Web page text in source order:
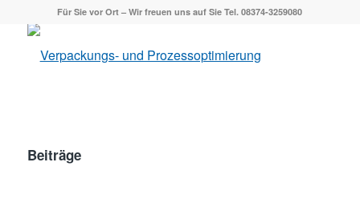
Für Sie vor Ort – Wir freuen uns auf Sie Tel. 08374-3259080
Beiträge